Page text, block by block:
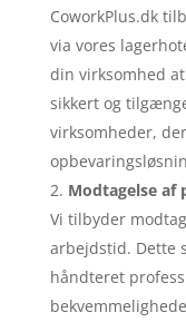
CoworkPlus.dk
via vores
din virksomhed
sikkert og
virksomheder,
Modtagelse af
Vi tilbyder
arbejdstid. Dette
håndteret